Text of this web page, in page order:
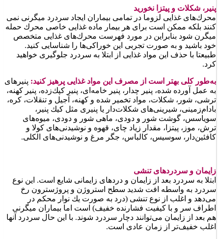
پنیر، شكلات و پیتزا نخورید
محرك‌های غذایی لزوما در تمامی بیماران ایجاد سردرد میگرنی نمی
کنند بلكه ممكن است برای هر بیمار ماده غذایی خاصی محرك حمله
میگرن شود بنابراین در مورد فهرست محرك‌های غذایی متخصص
خود باشید و به صورت تجربی این خوراكی‌ها را شناسایی كنید.
طبیعتا با حذف این مواد غذایی از ابتلا به سردرد جلوگیری خواهید
كرد.
به‌طور كلی بهتر است از مصرف این مواد غذایی پرهیز كنید: پنیرهای
به عمل آورده شده، پنیر چدار، پنیر خامه‌ای، پنیر كپك‌زده، پنیر كهنه،
ترشی، شور، شكلات، مواد تخمیر شده و كهنه، آجیل و تنقلات، كره،
بادام‌زمینی، شیرینی‌های شكلات‌دار یا پنیری مثل كیك پنیر،
سویاسس، گوشت شور و دودی، ماهی شور و دودی، میوه‌های
ترش، موز، پیتزا، مقدار زیاد چای، قهوه و نوشیدنی‌های كولا و
كافئین‌دار، سوسیس، كالباس، جگر مرغ و نوشیدنی‌های الكلی.
زایمان و سردردهای تنشی
ابتلا به سردرد بعد از زایمان و دردهای زایمانی شایع است. این نوع
سردرد به واسطه افت شدید سطح استروژن و پروژسترون رخ
می‌دهد و اغلب از نوع تنشی (درد به صورت یك نوار محكم در
اطراف سر و با كیفیت فشارنده خفیف) است اما بیماران میگرنی
هم بعد از زایمان می‌توانند دچار سردرد شوند. با این حال سردرد آنها
اغلب خفیف‌تر از زمان عادی است.